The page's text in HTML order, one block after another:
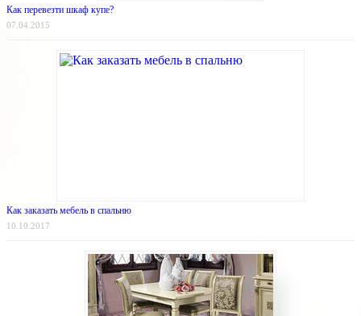
Как перевезти шкаф купе?
07.04.2015
Как заказать мебель в спальню
10.10.2017